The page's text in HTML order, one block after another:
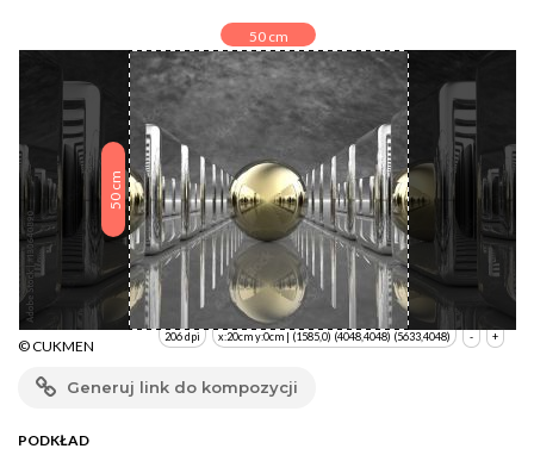
50cm
50
cm
+
-
x:20cm y:0cm | (1585,0) (4048,4048) (5633,4048)
206 dpi
© CUKMEN
Generuj link do kompozycji
PODKŁAD